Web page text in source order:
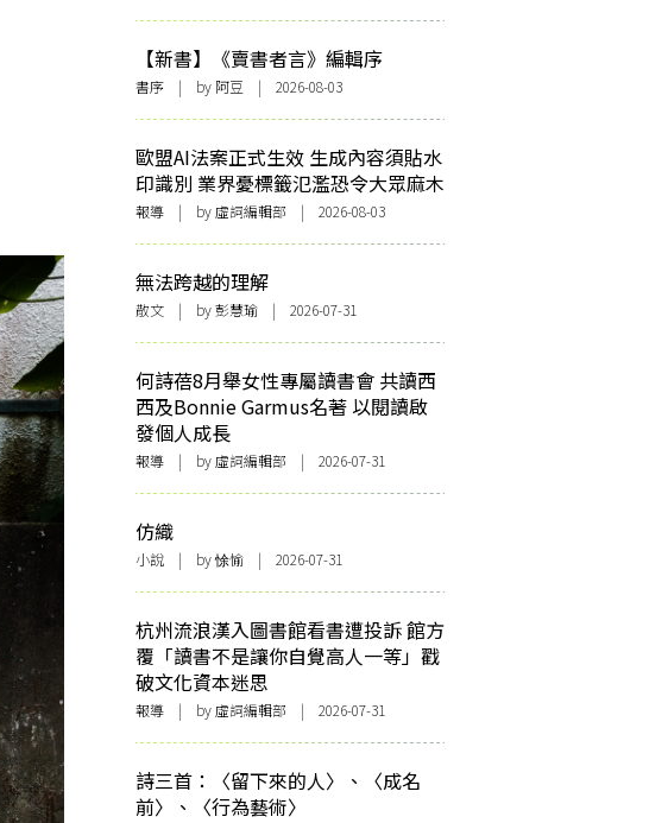
【新書】《賣書者言》編輯序
書序 | by 阿豆 | 2026-08-03
歐盟AI法案正式生效 生成內容須貼水
印識別 業界憂標籤氾濫恐令大眾麻木
報導 | by 虛詞編輯部 | 2026-08-03
無法跨越的理解
散文 | by 彭慧瑜 | 2026-07-31
何詩蓓8月舉女性專屬讀書會 共讀西
西及Bonnie Garmus名著 以閱讀啟
發個人成長
報導 | by 虛詞編輯部 | 2026-07-31
仿織
小說 | by 悇愉 | 2026-07-31
杭州流浪漢入圖書館看書遭投訴 館方
覆「讀書不是讓你自覺高人一等」戳
破文化資本迷思
報導 | by 虛詞編輯部 | 2026-07-31
詩三首：〈留下來的人〉、〈成名
前〉、〈行為藝術〉